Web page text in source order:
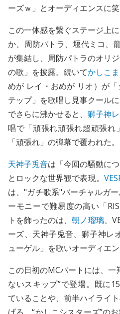
ーズｗ」とオーディエンスに
この一体感を繋ぐステージ上
か、周防パトラ、堰代ミコ、
が集結し、周防パトラのオリ
の歌」を披露。続いてかしこま
めが レイ・おめが リオ）が
テップ」を歌唱し見事クール
でさらに沸かせると、 獅子神
唱で「頑張れ頑張れ超頑張れ
「頑張れ」の弾幕で覆われた。
天神子兎音は「今回の騒動に
とロックな世界観で表現。
は、"ガチ歌系"バーチャルガ
ーモニーで難易度の高い「
トを飾ったのは、朝ノ瑠璃、
ーズ、天神子兎音、獅子神レオ
ューゲル」を歌いオーディエ
この日初のMCパートには、一
ないスキップ”で登場。既に
ていることや、前半ハイライ